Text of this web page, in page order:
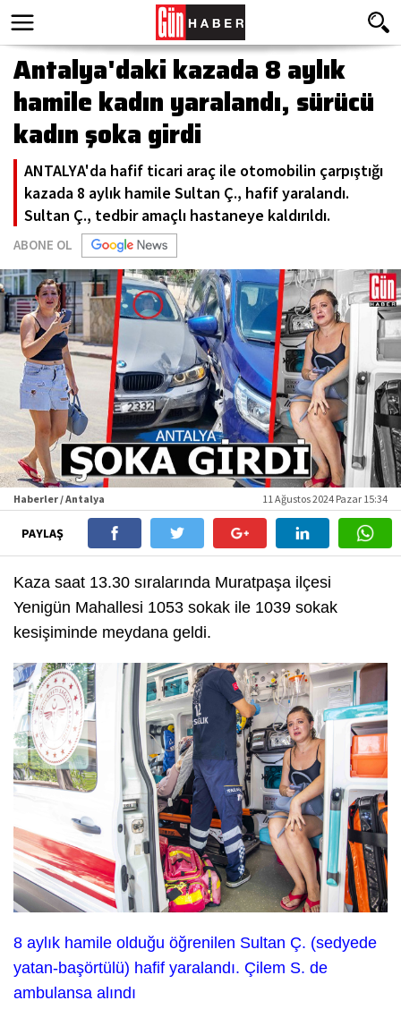
Antalya'daki kazada 8 aylık
hamile kadın yaralandı, sürücü
kadın şoka girdi
ANTALYA'da hafif ticari araç ile otomobilin çarpıştığı
kazada 8 aylık hamile Sultan Ç., hafif yaralandı.
Sultan Ç., tedbir amaçlı hastaneye kaldırıldı.
ABONE OL
Haberler / Antalya 11 Ağustos 2024 Pazar 15:34
PAYLAŞ
Kaza saat 13.30 sıralarında Muratpaşa ilçesi
Yenigün Mahallesi 1053 sokak ile 1039 sokak
kesişiminde meydana geldi.
8 aylık hamile olduğu öğrenilen Sultan Ç. (sedyede
yatan-başörtülü) hafif yaralandı. Çilem S. de
ambulansa alındı